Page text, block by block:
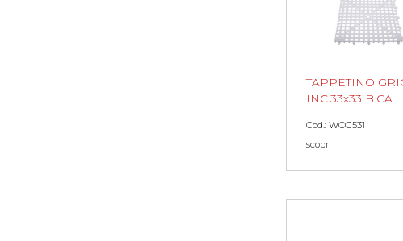
TAPPETINO
INC.33x33 B.CA
Cod.: WOG531
scopri